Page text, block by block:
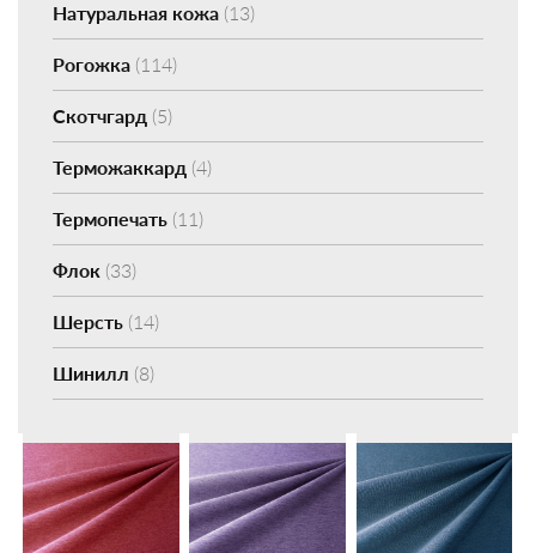
Натуральная кожа (13)
Рогожка (114)
Скотчгард (5)
Терможаккард (4)
Термопечать (11)
Флок (33)
Шерсть (14)
Шинилл (8)